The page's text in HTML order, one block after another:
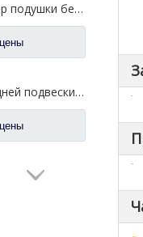
Задний амортизатор подушки безопасности для запасных частей 5001320BA09 грузовика FAW Jiefang J6
Амортизатор передней подвески для запасных частей 5001020-B85-C01 грузовика FAW Jiefang J6 J6p